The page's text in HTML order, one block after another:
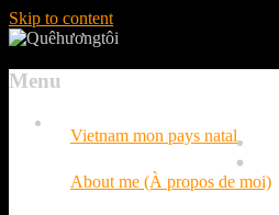
Skip to content
Menu
Vietnam mon pays natal
About me (À propos de moi)